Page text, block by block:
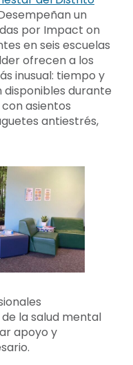
un
por Impact on
en seis escuelas
ofrecen a los
inusual: tiempo y
disponibles durante
asientos
antiestrés,
la salud mental
apoyo y